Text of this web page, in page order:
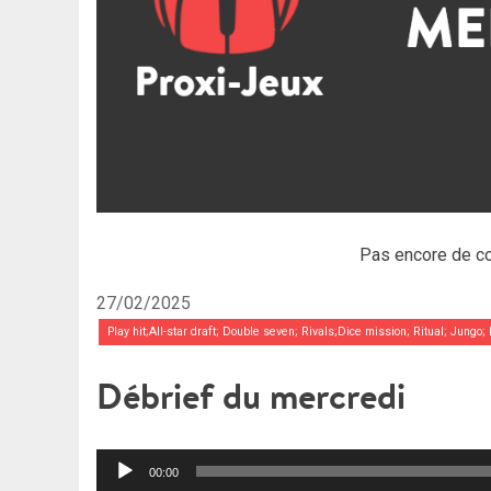
Pas encore de
27/02/2025
Play hit;All-star draft; Double seven; Rivals;Dice mission; Ritual; Jungo;
Débrief du mercredi
Lecteur
00:00